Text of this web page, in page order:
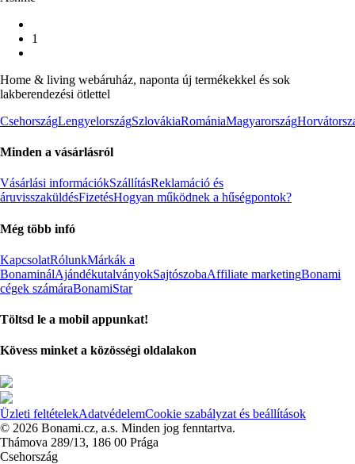
1
Home & living webáruház, naponta új termékekkel és sok
lakberendezési ötlettel
CsehországLengyelországSzlovákiaRomániaMagyarország
Minden a vásárlásról
Vásárlási információkSzállításReklamáció és
áruvisszaküldésFizetésHogyan működnek a hűségpontok?
Még több infó
KapcsolatRólunkMárkák a
BonaminálAjándékutalványokSajtószobaAffiliate marketingBonami
cégek számáraBonamiStar
Töltsd le a mobil appunkat!
Kövess minket a közösségi oldalakon
Üzleti feltételekAdatvédelemCookie szabályzat és beállítások
© 2026 Bonami.cz, a.s. Minden jog fenntartva.
Thámova 289/13, 186 00 Prága
Csehország